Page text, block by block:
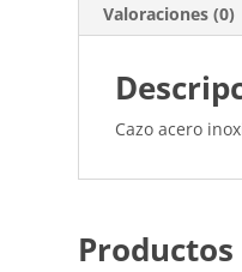
Valoraciones (0)
Cazo acero